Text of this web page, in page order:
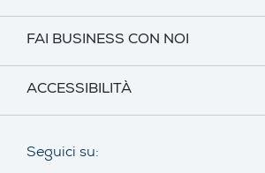
FAI BUSINESS CON NOI
ACCESSIBILITÀ
Seguici su: